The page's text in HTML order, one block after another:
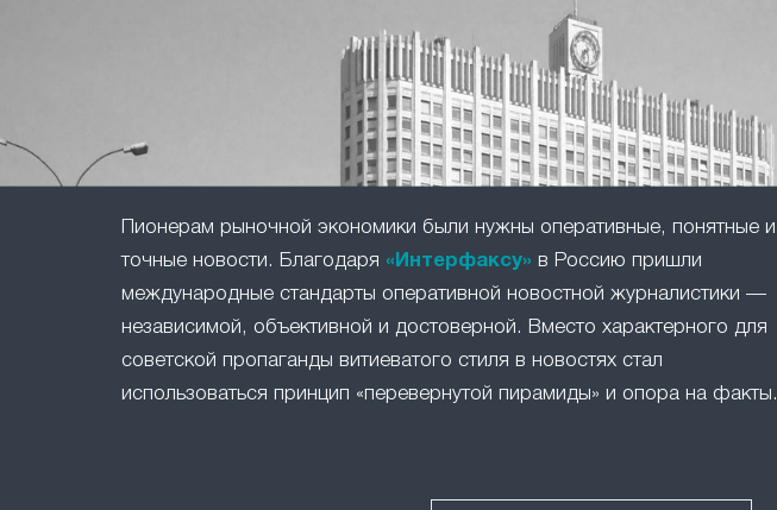
Пионерам рыночной экономики были нужны оперативные, понятные и
точные новости. Благодаря «Интерфаксу» в Россию пришли
международные стандарты оперативной новостной журналистики —
независимой, объективной и достоверной. Вместо характерного для
советской пропаганды витиеватого стиля в новостях стал
использоваться принцип «перевернутой пирамиды» и опора на факты.